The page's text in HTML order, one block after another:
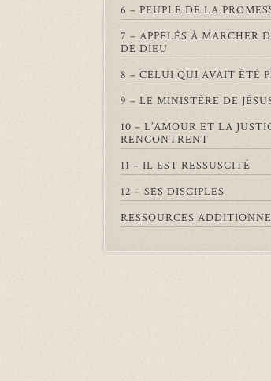
6 – PEUPLE DE LA
7 – APPELÉS À MARCHER
DE DIEU
8 – CELUI QUI AVAIT ÉTÉ
9 – LE MINISTÈRE DE
10 – L’AMOUR ET LA
RENCONTRENT
11 – IL EST RESSUSCITÉ
12 – SES DISCIPLES
RESSOURCES